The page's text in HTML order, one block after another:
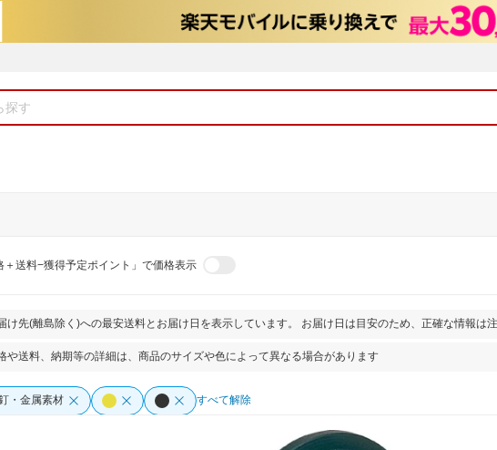
＋送料−獲得予定ポイント」で価格表示
け先(離島除く)への最安送料とお届け日を表示しています。 お届け日は目安のため、正確な情報は
や送料、納期等の詳細は、商品のサイズや色によって異なる場合があります
・金属素材 すべて解除